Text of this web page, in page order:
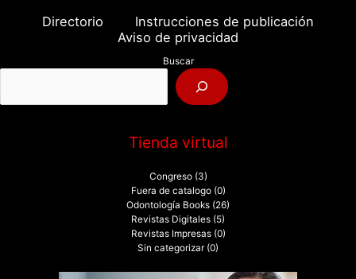
o
:
Directorio
Instrucciones de publicación
Aviso de privacidad
Buscar
Tienda virtual
Congreso (3)
Fuera de catalogo (0)
Odontología Books (26)
Revistas Digitales (5)
Revistas Impresas (0)
Sin categorizar (0)